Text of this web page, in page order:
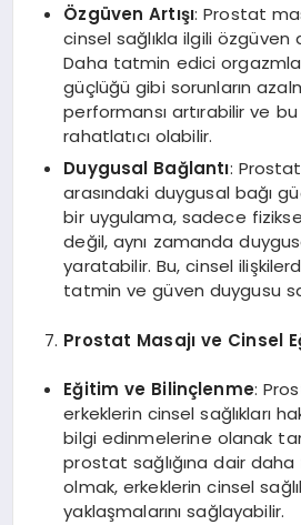
Özgüven Artışı: Prostat
cinsel sağlıkla ilgili özgüven
Daha tatmin edici
güçlüğü gibi sorunların
performansı artırabilir ve
rahatlatıcı olabilir.
Duygusal Bağlantı:
arasındaki duygusal bağı
bir uygulama, sadece
değil, aynı zamanda
yaratabilir. Bu, cinsel
tatmin ve güven duygusu
Prostat Masajı ve Cinsel
Eğitim ve Bilinçlenme:
erkeklerin cinsel sağlıkları
bilgi edinmelerine olanak
prostat sağlığına dair
olmak, erkeklerin cinsel
yaklaşmalarını sağlayabilir.